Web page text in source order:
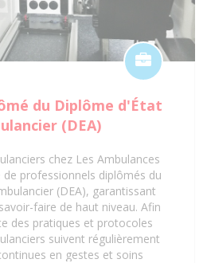
du Diplôme d'État
(DEA)
chez Les Ambulances
professionnels diplômés du
(DEA), garantissant
faire de haut niveau. Afin
des pratiques et protocoles
suivent régulièrement
en gestes et soins